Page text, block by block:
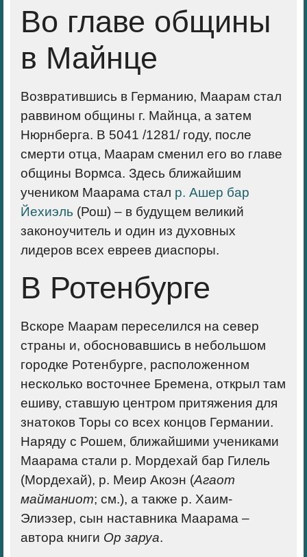
Во главе общины
в Майнце
Возвратившись в Германию, Маарам стал
раввином общины г. Майнца, а затем
Нюрнберга. В 5041 /1281/ году, после
смерти отца, Маарам сменил его во главе
общины Вормса. Здесь ближайшим
учеником Маарама стал р. Ашер бар
Йехиэль (Рош) – в будущем великий
законоучитель и один из духовных
лидеров всех евреев диаспоры.
В Ротенбурге
Вскоре Маарам переселился на север
страны и, обосновавшись в небольшом
городке Ротенбурге, расположенном
несколько восточнее Бремена, открыл там
ешиву, ставшую центром притяжения для
знатоков Торы со всех концов Германии.
Наряду с Рошем, ближайшими учениками
Маарама стали р. Мордехай бар Гилель
(Мордехай), р. Меир Акоэн (Агаот
майманиот; см.), а также р. Хаим-
Элиэзер, сын наставника Маарама –
автора книги Ор заруа.